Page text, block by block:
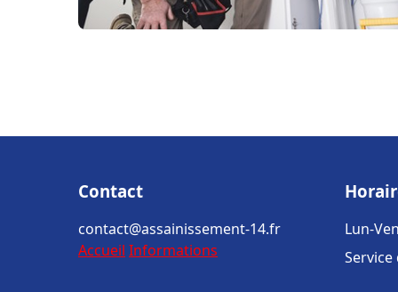
Contact
contact@assainissement-14.fr
Accueil Informations
Lun-